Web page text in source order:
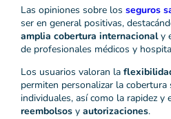
Las opiniones sobre los seguros
ser en general positivas,
amplia cobertura internacionaly
de profesionales médicos y
Los usuarios valoran la
permiten personalizar la cobertura
individuales, así como la rapidez y
reembolsos y autorizaciones.